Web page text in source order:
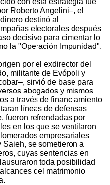
con esta estrategia fue
Roberto Angelini–, el
destinó al
electorales después
decisivo para cimentar lo
la "Operación Impunidad".
por el exdirector del
militante de Evópoli y
sirvió de base para
abogados y mismos
a través de financiamiento
líneas de defensas
fueron refrendadas por
en los que se ventilaron
empresariales
Saieh, se sometieron a
cuyas sentencias en
toda posibilidad
del matrimonio